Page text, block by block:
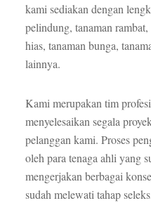
kami sediakan dengan
pelindung, tanaman
hias, tanaman bunga,
lainnya.
Kami merupakan tim
menyelesaikan segala
pelanggan kami. Proses
oleh para tenaga ahli yang
mengerjakan berbagai
sudah melewati tahap